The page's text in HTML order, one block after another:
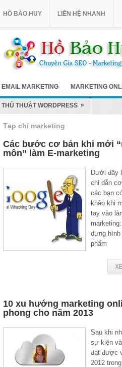
HỒ BẢO HUY LIÊN HỆ NHANH
EMAIL MARKETING MARKETING
THỦ THUẬT WORDPRESS »
Tạp chí marketing
Các bước cơ bản khi mới
môn” làm E-marketing
Dưới đây
chỉ dẫn
các bạn
khảo khi
tay vào
dựng hình
phẩm
10 xu hướng marketing
phong cho năm 2013
Sau khi
sự kiện
đạt được
2012